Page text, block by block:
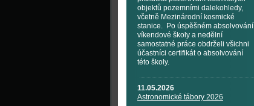
objektů pozemními dalekohledy,
včetně Mezinárodní kosmické
stanice. Po úspěšném absolvování
víkendové školy a nedělní
samostatné práce obdrželi všichni
účastníci certifikát o absolvování
této školy.
11.05.2026
Astronomické tábory 2026